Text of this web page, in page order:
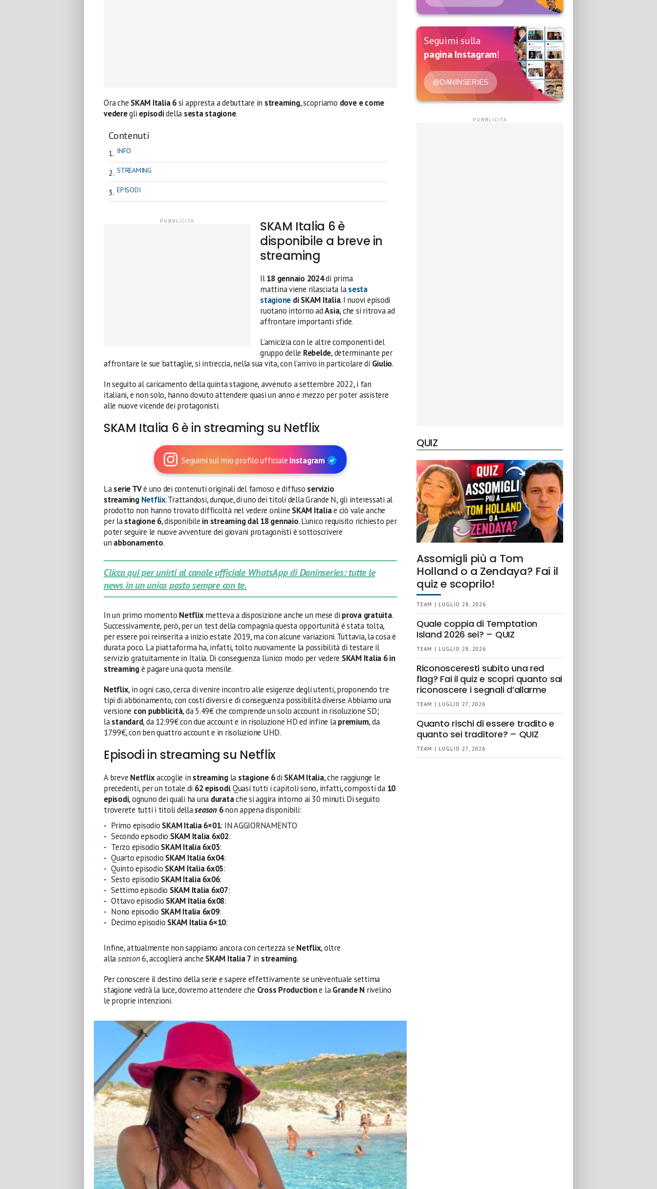
Ora che SKAM Italia 6si appresta a debuttare in streaming, scopriamo dove e come
vederegli episodidella sesta stagione.
Contenuti
INFO
STREAMING
EPISODI
SKAM Italia 6 è
disponibile a breve in
streaming
Il18 gennaio 2024di prima
mattina viene rilasciata lasesta
stagione di SKAM Italia. I nuovi episodi
ruotano intorno adAsia, che si ritrova ad
affrontare importanti sfide.
L’amicizia con le altre componenti del
gruppo delle Rebelde, determinante per
affrontare le sue battaglie, si intreccia, nella sua vita, con l’arrivo in particolare di Giulio.
In seguito al caricamento della quinta stagione, avvenuto a settembre 2022, i fan
italiani, e non solo, hanno dovuto attendere quasi un anno e mezzo per poter assistere
alle nuove vicende dei protagonisti.
SKAM Italia 6 è in streaming su Netflix
Seguimi sul mio profilo ufficiale Instagram
Laserie TVè uno dei contenuti originali del famoso e diffuso servizio
streaming Netflix. Trattandosi, dunque, di uno dei titoli della Grande N, gli interessati al
prodotto non hanno trovato difficoltà nel vedere online SKAM Italiae ciò vale anche
per lastagione 6, disponibile in streaming dal 18 gennaio. L’unico requisito richiesto per
poter seguire le nuove avventure dei giovani protagonisti è sottoscrivere
un abbonamento.
Clicca qui per unirti al canale ufficiale WhatsApp di Daninseries: tutte le
news in un unico posto sempre con te.
In un primo momento Netflixmetteva a disposizione anche un mese di prova gratuita.
Successivamente, però, per un test della compagnia questa opportunità è stata tolta,
per essere poi reinserita a inizio estate 2019, ma con alcune variazioni. Tuttavia, la cosa è
durata poco. La piattaforma ha, infatti, tolto nuovamente la possibilità di testare il
servizio gratuitamente in Italia. Di conseguenza l’unico modo per vedere SKAM Italia 6 in
streamingè pagare una quota mensile.
Netflix, in ogni caso, cerca di venire incontro alle esigenze degli utenti, proponendo tre
tipi di abbonamento, con costi diversi e di conseguenza possibilità diverse. Abbiamo una
versione con pubblicità, da 5.49€ che comprende un solo account in risoluzione SD;
lastandard, da 12.99€ con due account e in risoluzione HD ed infine lapremium, da
17.99€, con ben quattro account e in risoluzione UHD.
Episodi in streaming su Netflix
A breve Netflixaccoglie in streamingla stagione 6di SKAM Italia, che raggiunge le
precedenti, per un totale di 62 episodi. Quasi tutti i capitoli sono, infatti, composti da 10
episodi, ognuno dei quali ha una duratache si aggira intorno ai 30 minuti. Di seguito
troverete tutti i titoli dellaseason6non appena disponibili:
Primo episodio SKAM Italia 6×01: IN AGGIORNAMENTO
Secondo episodio SKAM Italia 6x02:
Terzo episodio SKAM Italia 6x03:
Quarto episodio SKAM Italia 6x04:
Quinto episodio SKAM Italia 6x05:
Sesto episodio SKAM Italia 6x06:
Settimo episodio SKAM Italia 6x07:
Ottavo episodio SKAM Italia 6x08:
Nono episodio SKAM Italia 6x09:
Decimo episodio SKAM Italia6×10:
Infine, attualmente non sappiamo ancora con certezza se Netflix, oltre
allaseason6, accoglierà anche SKAM Italia 7 in streaming.
Per conoscere il destino della serie e sapere effettivamente se un’eventuale settima
stagione vedrà la luce, dovremo attendere che Cross Productione laGrande N rivelino
le proprie intenzioni.
Seguimi sulla
pagina Instagram!
@DANINSERIES
QUIZ
Assomigli più a Tom
Holland o a Zendaya? Fai il
quiz e scoprilo!
TEAM | LUGLIO 28, 2026
Quale coppia di Temptation
Island 2026 sei? – QUIZ
TEAM | LUGLIO 28, 2026
Riconosceresti subito una red
flag? Fai il quiz e scopri quanto sai
riconoscere i segnali d’allarme
TEAM | LUGLIO 27, 2026
Quanto rischi di essere tradito e
quanto sei traditore? – QUIZ
TEAM | LUGLIO 27, 2026